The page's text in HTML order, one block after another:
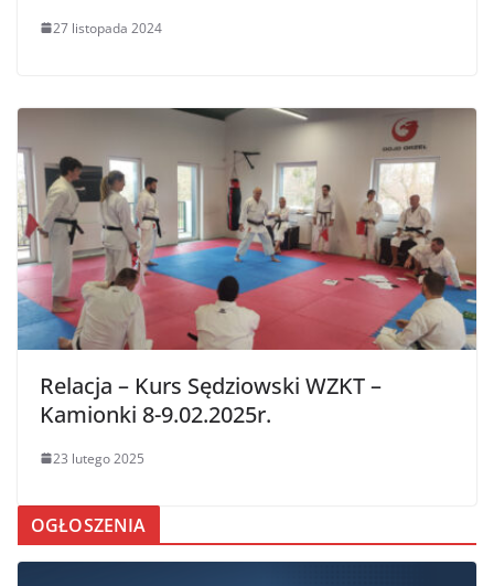
27 listopada 2024
Relacja – Kurs Sędziowski WZKT –
Kamionki 8-9.02.2025r.
23 lutego 2025
OGŁOSZENIA